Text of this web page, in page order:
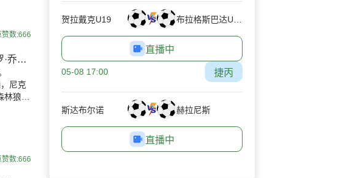
赞数:666
NBA季后赛梦幻篮球5月6日推荐：保罗·乔治领衔DraftKings与FanDuel超值阵容
尼克
林狼
赞数:666
贺拉戴克U19
直播中
05-08 17:00 捷丙
斯达布尔诺 赫拉尼斯
直播中